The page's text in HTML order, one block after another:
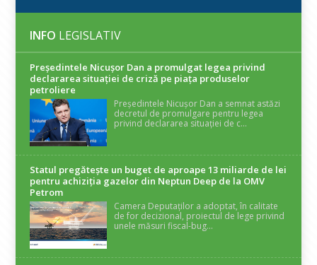
INFO LEGISLATIV
Președintele Nicuşor Dan a promulgat legea privind
declararea situaţiei de criză pe piaţa produselor
petroliere
Președintele Nicușor Dan a semnat astăzi
decretul de promulgare pentru legea
privind declararea situației de c...
Statul pregătește un buget de aproape 13 miliarde de lei
pentru achiziția gazelor din Neptun Deep de la OMV
Petrom
Camera Deputaților a adoptat, în calitate
de for decizional, proiectul de lege privind
unele măsuri fiscal-bug...